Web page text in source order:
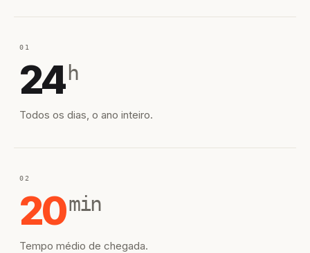
01
24 h
Todos os dias, o ano inteiro.
02
20min
Tempo médio de chegada.